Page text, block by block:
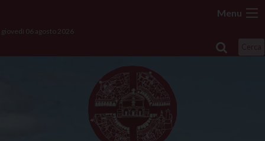
content
Menu
giovedì 06 agosto 2026